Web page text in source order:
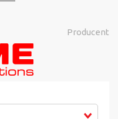
Producent